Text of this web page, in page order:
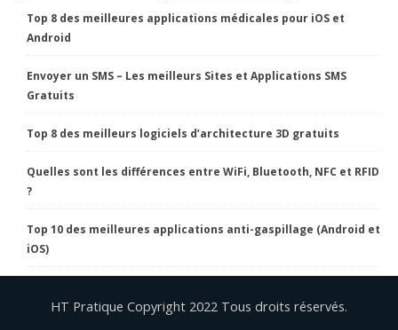
Top 8 des meilleures applications médicales pour iOS et
Android
Envoyer un SMS – Les meilleurs Sites et Applications SMS
Gratuits
Top 8 des meilleurs logiciels d’architecture 3D gratuits
Quelles sont les différences entre WiFi, Bluetooth, NFC et RFID
?
Top 10 des meilleures applications anti-gaspillage (Android et
iOS)
HT Pratique Copyright 2022 Tous droits réservés.